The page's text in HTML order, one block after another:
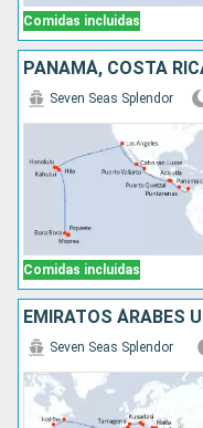
Comidas incluidas
Comidas incluidas
Seven Seas Splendor
Seven Seas Splendor